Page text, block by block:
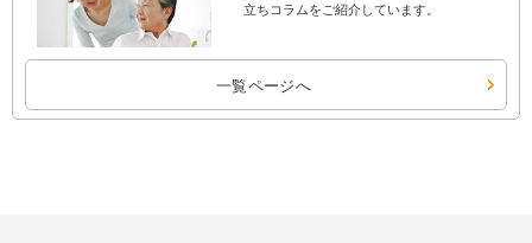
立ちコラムをご紹介しています。
一覧ページへ